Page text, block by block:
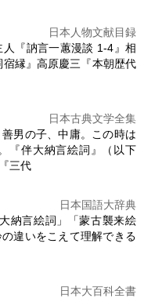
日本人物文献目録
『訥言一蕙漫談 1‐4』相
宿縁』高原慶三『本朝歴代
日本古典文学全集
男の子、中庸。この時は
『伴大納言絵詞 』（以下
三代
日本国語大辞典
納言絵詞 」「蒙古襲来絵
違いをこえて理解できる
日本大百科全書